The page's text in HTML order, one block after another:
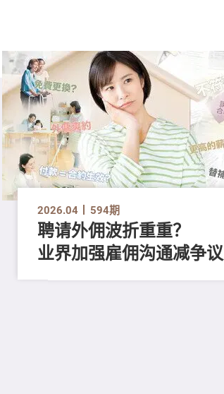
2026.04 594期
聘请外佣波折重重？
业界加强雇佣沟通减争议